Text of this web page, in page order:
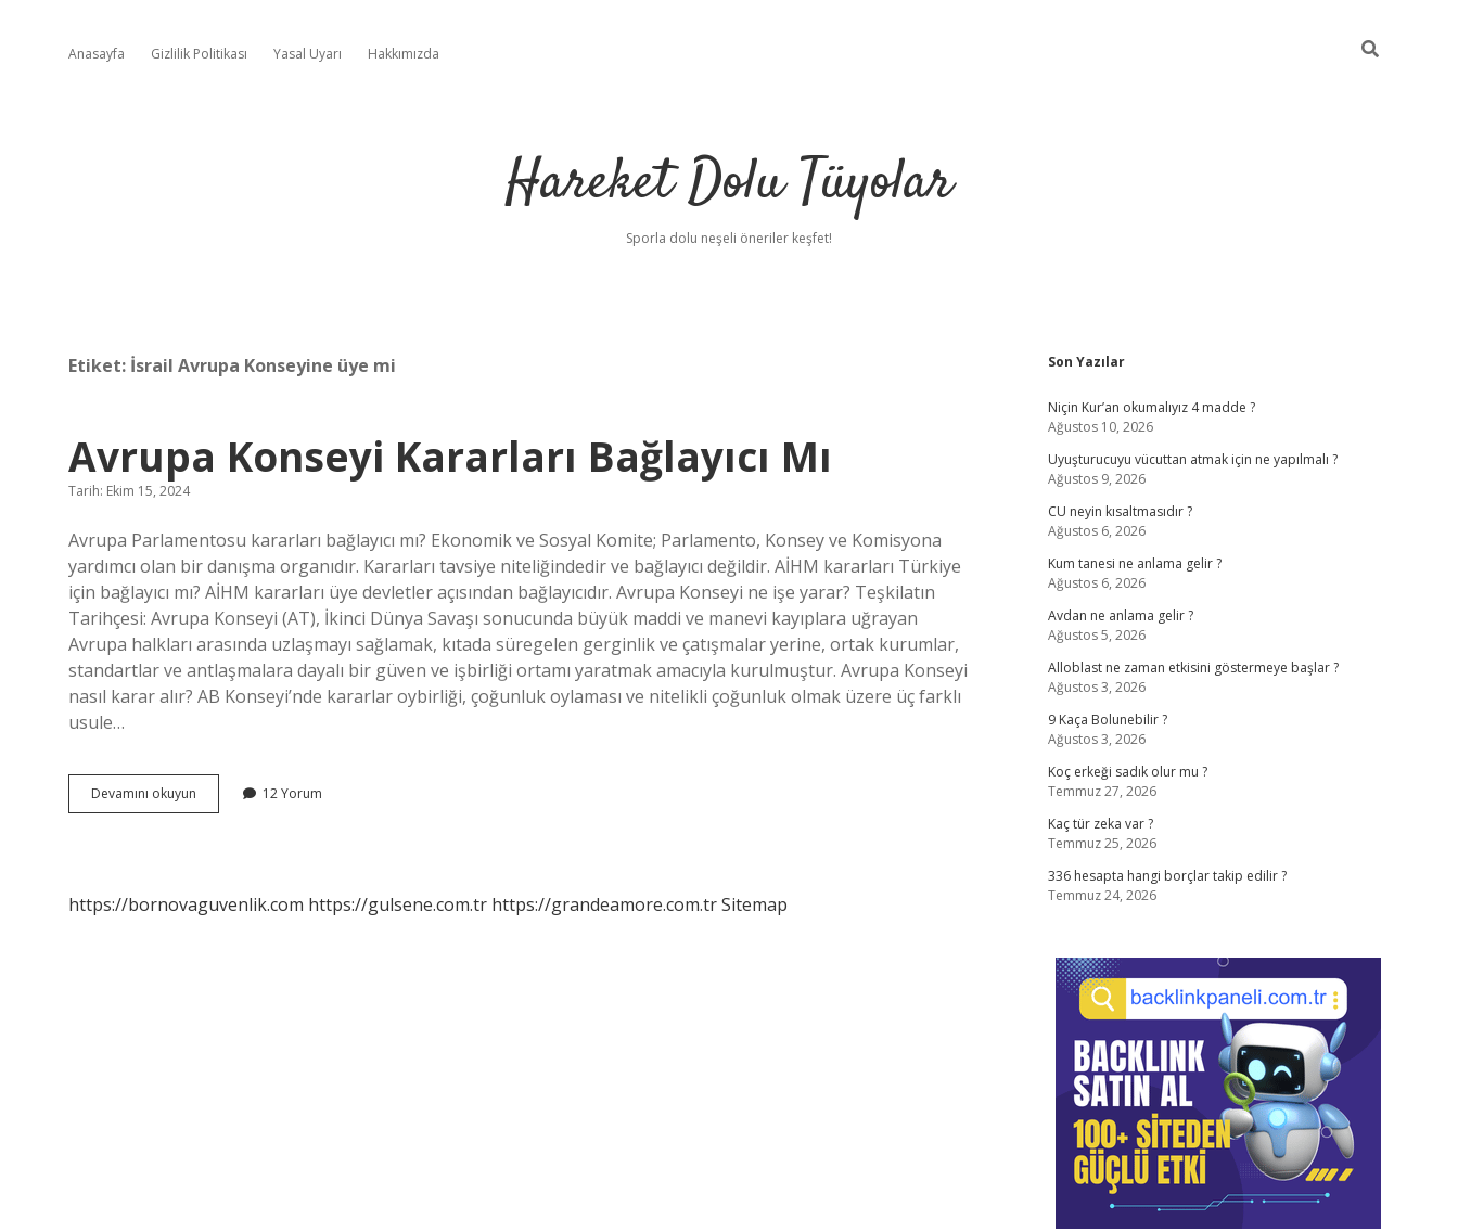
Anasayfa Gizlilik Politikası Yasal Uyarı Hakkımızda
Hareket Dolu Tüyolar
Sporla dolu neşeli öneriler keşfet!
Etiket: İsrail Avrupa Konseyine üye mi
Avrupa Konseyi Kararları Bağlayıcı Mı
Tarih: Ekim 15, 2024
Avrupa Parlamentosu kararları bağlayıcı mı? Ekonomik ve Sosyal Komite; Parlamento, Konsey ve Komisyona
yardımcı olan bir danışma organıdır. Kararları tavsiye niteliğindedir ve bağlayıcı değildir. AİHM kararları Türkiye
için bağlayıcı mı? AİHM kararları üye devletler açısından bağlayıcıdır. Avrupa Konseyi ne işe yarar? Teşkilatın
Tarihçesi: Avrupa Konseyi (AT), İkinci Dünya Savaşı sonucunda büyük maddi ve manevi kayıplara uğrayan
Avrupa halkları arasında uzlaşmayı sağlamak, kıtada süregelen gerginlik ve çatışmalar yerine, ortak kurumlar,
standartlar ve antlaşmalara dayalı bir güven ve işbirliği ortamı yaratmak amacıyla kurulmuştur. Avrupa Konseyi
nasıl karar alır? AB Konseyi’nde kararlar oybirliği, çoğunluk oylaması ve nitelikli çoğunluk olmak üzere üç farklı
usule…
Devamını okuyun
Konseyi
12 Yorum
https://bornovaguvenlik.com https://gulsene.com.tr https://grandeamore.com.trSitemap
Sidebar
Son Yazılar
Niçin Kur’an okumalıyız 4 madde ?
Ağustos 10, 2026
Uyuşturucuyu vücuttan atmak için ne yapılmalı ?
Ağustos 9, 2026
CU neyin kısaltmasıdır ?
Ağustos 6, 2026
Kum tanesi ne anlama gelir ?
Ağustos 6, 2026
Avdan ne anlama gelir ?
Ağustos 5, 2026
Alloblast ne zaman etkisini göstermeye başlar ?
Ağustos 3, 2026
9 Kaça Bolunebilir ?
Ağustos 3, 2026
Koç erkeği sadık olur mu ?
Temmuz 27, 2026
Kaç tür zeka var ?
Temmuz 25, 2026
336 hesapta hangi borçlar takip edilir ?
Temmuz 24, 2026